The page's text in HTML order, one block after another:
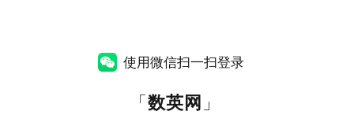
使用微信扫一扫登录
「数英网 」